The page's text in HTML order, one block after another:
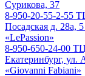
Сурикова, 37
8-950-20-55-2-55
Посадская д. 28а,
«LePassion»
8-950-650-24-00 ТЦ
Екатеринбург, ул.
«Giovanni Fabiani»